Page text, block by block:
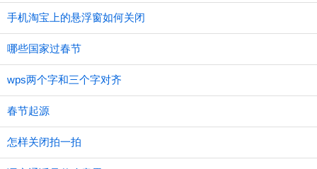
手机淘宝上的悬浮窗如何关闭
哪些国家过春节
wps两个字和三个字对齐
春节起源
怎样关闭拍一拍